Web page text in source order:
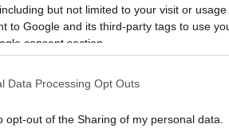
but not limited to your visit or
to Google and its third-party tags to use
consent section.
Data Processing Opt Outs
opt-out of the Sharing of my personal data.
Γουέμπλεϊ.
το θύμα χώρισε την